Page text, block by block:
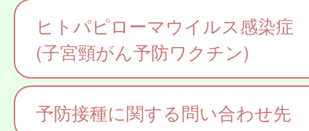
ヒトパピローマウイルス感染症
(子宮頸がん予防ワクチン)
予防接種に関する問い合わせ先